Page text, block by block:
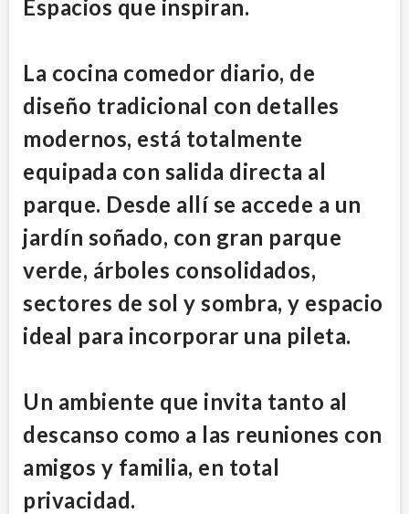
Espacios que inspiran.
La cocina comedor diario, de
diseño tradicional con detalles
modernos, está totalmente
equipada con salida directa al
parque. Desde allí se accede a un
jardín soñado, con gran parque
verde, árboles consolidados,
sectores de sol y sombra, y espacio
ideal para incorporar una pileta.
Un ambiente que invita tanto al
descanso como a las reuniones con
amigos y familia, en total
privacidad.